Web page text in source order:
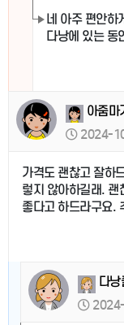
네 아주 편안하
다낭에 있는 동
아줌마
2024-
가격도 괜찮고 잘하
렇지 않아하길래. 괜
좋다고 하드라구요.
다낭